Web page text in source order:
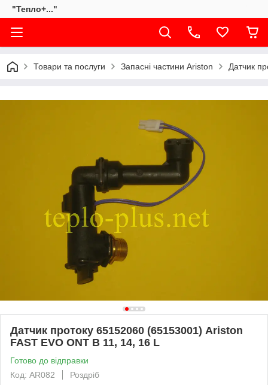
"Тепло+..."
Товари та послуги Запасні частини Ariston Датчик
Датчик протоку 65152060 (65153001) Ariston
FAST EVO ONT B 11, 14, 16 L
Готово до відправки
Код: AR082
Роздріб